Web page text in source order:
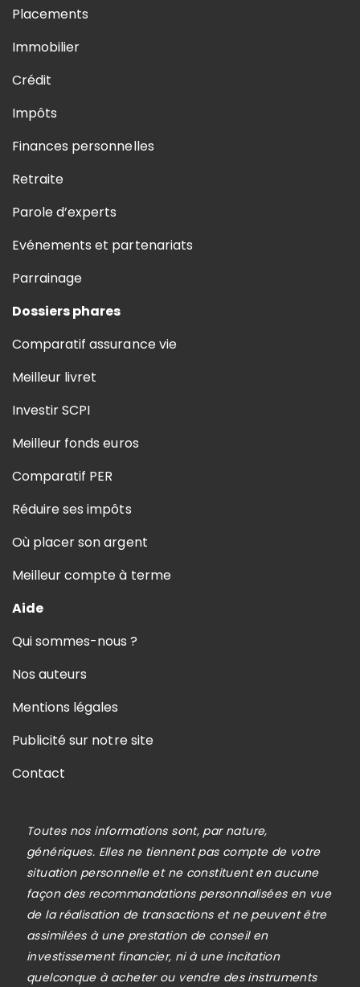
Placements
Immobilier
Crédit
Impôts
Finances personnelles
Retraite
Parole d’experts
Evénements et partenariats
Parrainage
Dossiers phares
Comparatif assurance vie
Meilleur livret
Investir SCPI
Meilleur fonds euros
Comparatif PER
Réduire ses impôts
Où placer son argent
Meilleur compte à terme
Aide
Qui sommes-nous ?
Nos auteurs
Mentions légales
Publicité sur notre site
Contact
Toutes nos informations sont, par nature,
génériques. Elles ne tiennent pas compte de votre
situation personnelle et ne constituent en aucune
façon des recommandations personnalisées en vue
de la réalisation de transactions et ne peuvent être
assimilées à une prestation de conseil en
investissement financier, ni à une incitation
quelconque à acheter ou vendre des instruments